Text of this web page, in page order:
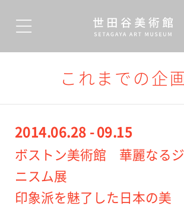
これまでの企
2014.06.28 - 09.15
ボストン美術館 華麗なる
ニスム展
印象派を魅了した日本の美